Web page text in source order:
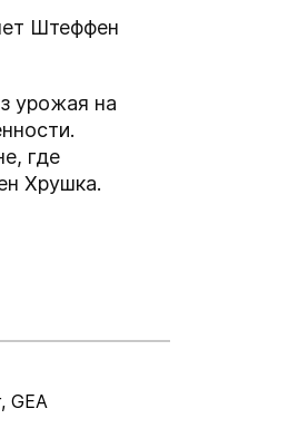
Штеффен
урожая на
где
Хрушка.
GEA